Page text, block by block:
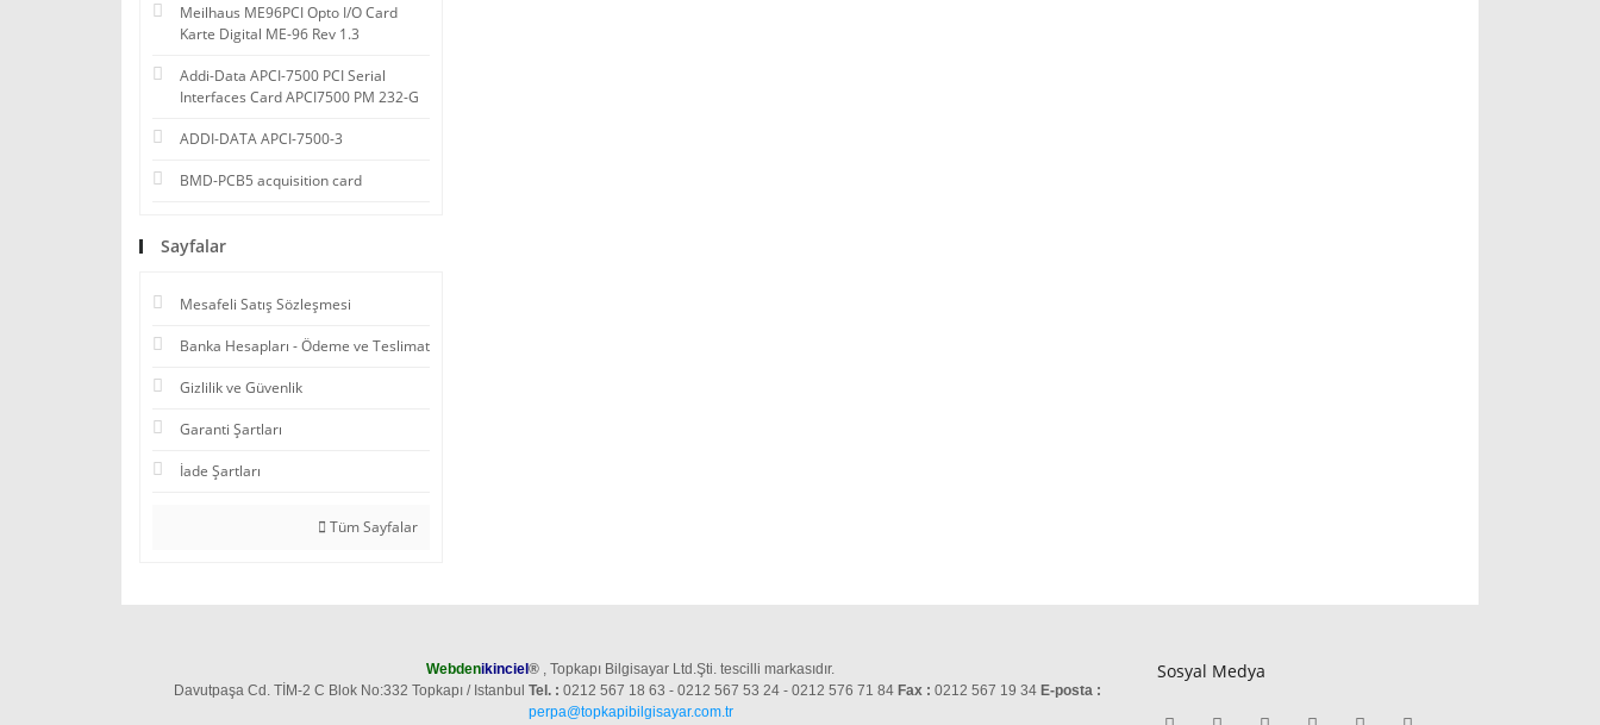
Meilhaus ME96PCI Opto I/O Card
Karte Digital ME-96 Rev 1.3
Addi-Data APCI-7500 PCI Serial
Interfaces Card APCI7500 PM 232-G
ADDI-DATA APCI-7500-3
BMD-PCB5 acquisition card
Sayfalar
Mesafeli Satış Sözleşmesi
Banka Hesapları - Ödeme ve Teslimat
Gizlilik ve Güvenlik
Garanti Şartları
İade Şartları
Tüm Sayfalar
Webdenikinciel ® , Topkapı Bilgisayar Ltd.Şti. tescilli markasıdır.
Davutpaşa Cd. TİM-2 C Blok No:332 Topkapı / Istanbul Tel. : 0212 567 18 63 - 0212 567 53 24 - 0212 576 71 84 Fax : 0212 567 19 34 E-posta :
perpa@topkapibilgisayar.com.tr
Sosyal Medya